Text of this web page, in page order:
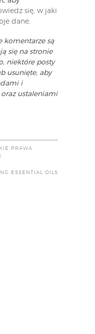
się, w jaki
dane.
komentarze są
się na stronie
niektóre posty
usunięte, aby
i
ustaleniami
PRAWA
ESSENTIAL OILS